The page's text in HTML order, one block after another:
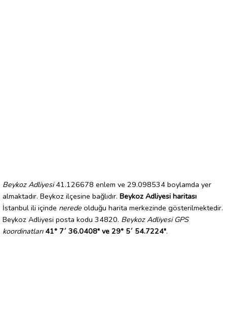
Beykoz Adliyesi41.126678 enlem ve 29.098534 boylamda yer
almaktadır. Beykoz ilçesine bağlıdır. Beykoz Adliyesi haritası
İstanbul ili içinde nerede olduğu harita merkezinde gösterilmektedir.
Beykoz Adliyesi posta kodu 34820. Beykoz Adliyesi GPS
koordinatları 41° 7´ 36.0408" ve 29° 5´ 54.7224".